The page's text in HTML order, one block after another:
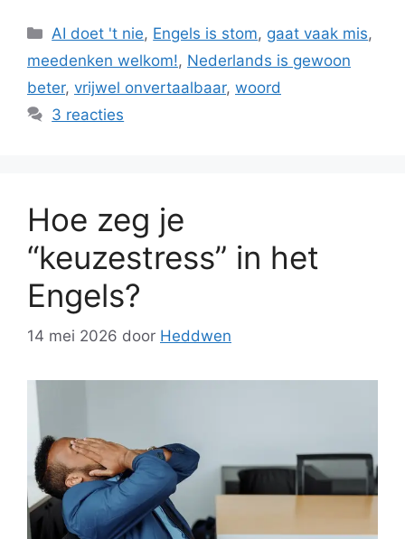
Categorieën
AI doet 't nie, Engels is stom, gaat vaak mis,
meedenken welkom!, Nederlands is gewoon
beter, vrijwel onvertaalbaar, woord
3 reacties
Hoe zeg je
“keuzestress” in het
Engels?
14 mei 2026 door Heddwen